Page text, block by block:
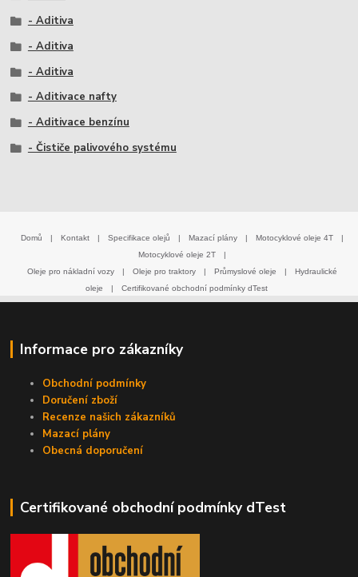
- Aditiva
- Aditiva
- Aditiva
- Aditivace nafty
- Aditivace benzínu
- Čističe palivového systému
Domů | Kontakt | Specifikace olejů | Mazací plány | Motocyklové oleje 4T
|
Motocyklové oleje 2T
|
Oleje pro nákladní vozy
| Oleje pro traktory | Průmyslové oleje |
Hydraulické
oleje
| Certifikované obchodní podmínky dTest
Informace pro zákazníky
Obchodní podmínky
Doručení zboží
Recenze našich zákazníků
Mazací plány
Obecná doporučení
Certifikované obchodní podmínky dTest